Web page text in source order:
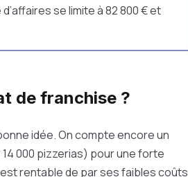
se limite à 82 800 € et
de franchise ?
idée. On compte encore un
000 pizzerias) pour une forte
rentable de par ses faibles coûts